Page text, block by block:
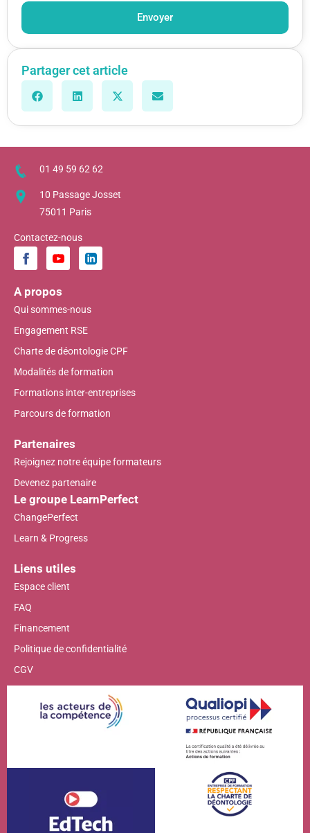
Envoyer
Partager cet article
01 49 59 62 62
10 Passage Josset
75011 Paris
Contactez-nous
A propos
Qui sommes-nous
Engagement RSE
Charte de déontologie CPF
Modalités de formation
Formations inter-entreprises
Parcours de formation
Partenaires
Rejoignez notre équipe formateurs
Devenez partenaire
Le groupe LearnPerfect
ChangePerfect
Learn & Progress
Liens utiles
Espace client
FAQ
Financement
Politique de confidentialité
CGV